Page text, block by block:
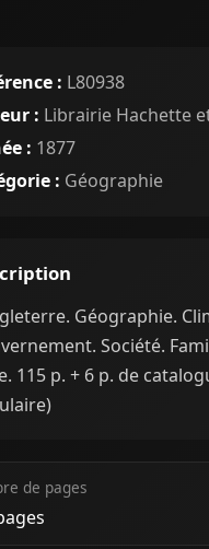
: L80938
: Librairie Hachette
: 1877
: Géographie
Géographie.
Société.
115 p. + 6 p. de
de pages